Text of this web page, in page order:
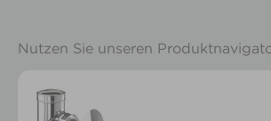
Nutzen Sie unseren